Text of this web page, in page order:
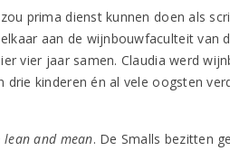
prima dienst kunnen doen als
aan de wijnbouwfaculteit van
vier jaar samen. Claudia werd
drie kinderen én al vele oogsten
lean and mean. De Smalls bezitten